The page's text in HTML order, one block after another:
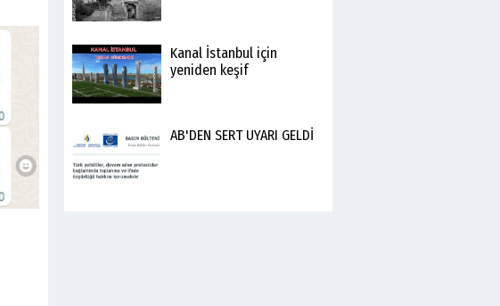
Kanal İstanbul için
yeniden keşif
AB'DEN SERT UYARI GELDİ